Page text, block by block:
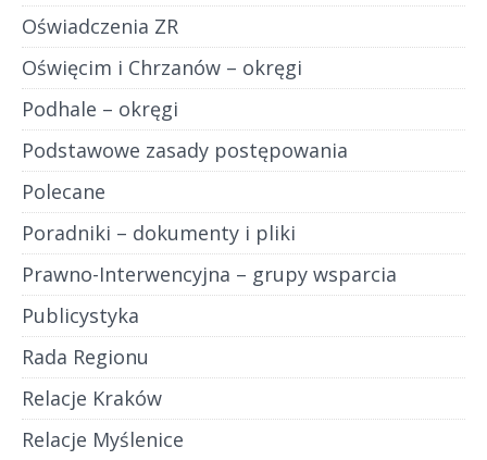
Oświadczenia ZR
Oświęcim i Chrzanów – okręgi
Podhale – okręgi
Podstawowe zasady postępowania
Polecane
Poradniki – dokumenty i pliki
Prawno-Interwencyjna – grupy wsparcia
Publicystyka
Rada Regionu
Relacje Kraków
Relacje Myślenice